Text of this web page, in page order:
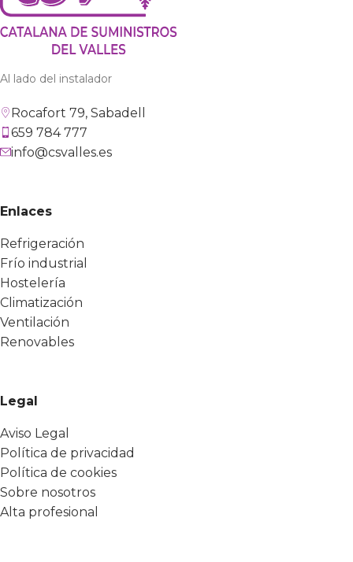
Al lado del instalador
Rocafort 79, Sabadell
659 784 777
info@csvalles.es
Enlaces
Refrigeración
Frío industrial
Hostelería
Climatización
Ventilación
Renovables
Legal
Aviso Legal
Política de privacidad
Política de cookies
Sobre nosotros
Alta profesional